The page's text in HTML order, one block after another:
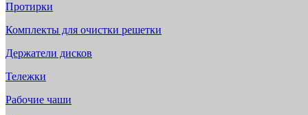
Протирки
Комплекты для очистки решетки
Держатели дисков
Тележки
Рабочие чаши